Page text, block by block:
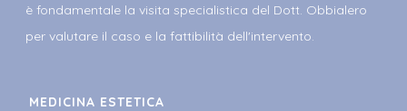
è fondamentale la visita specialistica del Dott. Obbialero
per valutare il caso e la fattibilità dell'intervento.
MEDICINA ESTETICA